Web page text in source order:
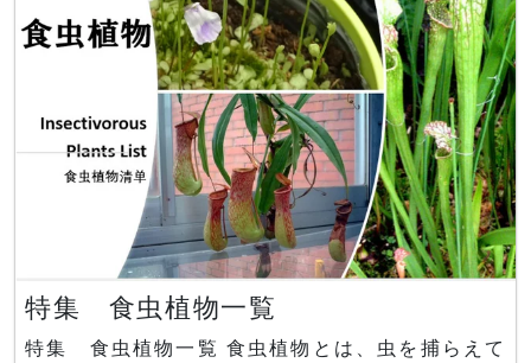
特集 食虫植物一覧
特集 食虫植物一覧 食虫植物とは、虫を捕らえて